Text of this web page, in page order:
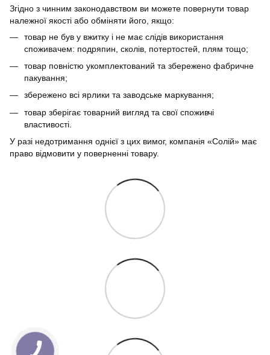
Згідно з чинним законодавством ви можете повернути товар
належної якості або обміняти його, якщо:
товар не був у вжитку і не має слідів використання
споживачем: подряпин, сколів, потертостей, плям тощо;
товар повністю укомплектований та збережено фабричне
пакування;
збережено всі ярлики та заводське маркування;
товар зберігає товарний вигляд та свої споживчі
властивості.
У разі недотримання однієї з цих вимог, компанія «Солій» має
право відмовити у поверненні товару.